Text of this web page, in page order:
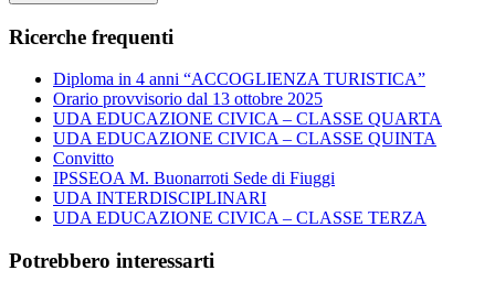
Ricerche frequenti
Diploma in 4 anni “ACCOGLIENZA TURISTICA”
Orario provvisorio dal 13 ottobre 2025
UDA EDUCAZIONE CIVICA – CLASSE QUARTA
UDA EDUCAZIONE CIVICA – CLASSE QUINTA
Convitto
IPSSEOA M. Buonarroti Sede di Fiuggi
UDA INTERDISCIPLINARI
UDA EDUCAZIONE CIVICA – CLASSE TERZA
Potrebbero interessarti